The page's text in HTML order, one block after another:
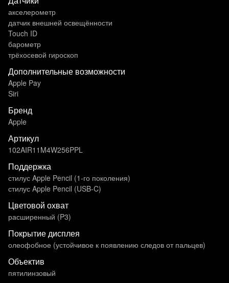
акселерометр
датчик внешней освещённости
Touch ID
барометр
трёхосевой гироскоп
Дополнительные возможности
Apple Pay
Siri
Бренд
Apple
Артикул
102AIR11M4W256PPL
Поддержка
стилус Apple Pencil (1-го поколения)
стилус Apple Pencil (USB‑C)
Цветовой охват
расширенный (P3)
Покрытие дисплея
олеофобное (устойчивое к появлению следов от пальцев)
Объектив
пятилинзовый